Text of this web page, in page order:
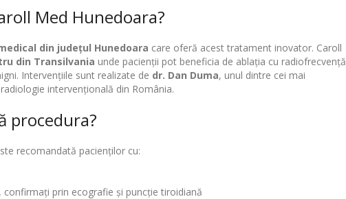
Med Hunedoara?
din județul Hunedoara care oferă acest tratament inovator. Caroll
din Transilvania unde pacienții pot beneficia de ablația cu radiofrecvență
Intervențiile sunt realizate de dr. Dan Duma, unul dintre cei mai
intervențională din România.
procedura?
recomandată pacienților cu:
, confirmați prin ecografie și puncție tiroidiană